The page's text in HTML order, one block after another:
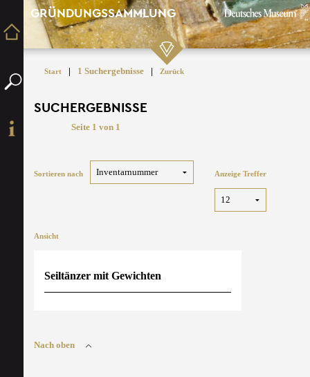
GRÜNDUNGSSAMMLUNG
Start | 1 Suchergebnisse | Zurück
SUCHERGEBNISSE
Seite 1 von 1
Sortieren nach Anzeige Treffer
Ansicht
Seiltänzer mit Gewichten
Nach oben